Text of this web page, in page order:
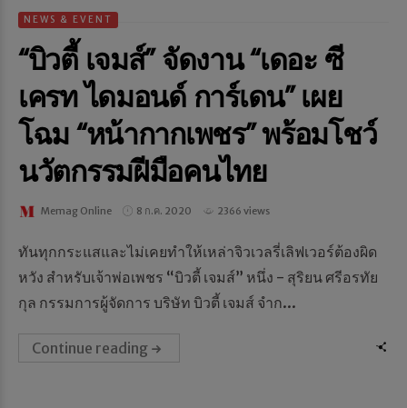
NEWS & EVENT
“บิวตี้ เจมส์” จัดงาน “เดอะ ซี
เครท ไดมอนด์ การ์เดน” เผย
โฉม “หน้ากากเพชร” พร้อมโชว์
นวัตกรรมฝีมือคนไทย
Memag Online 8 ก.ค. 2020 2366 views
ทันทุกกระแสและไม่เคยทำให้เหล่าจิวเวลรี่เลิฟเวอร์ต้องผิด
หวัง สำหรับเจ้าพ่อเพชร “บิวตี้ เจมส์” หนึ่ง - สุริยน ศรีอรทัย
กุล กรรมการผู้จัดการ บริษัท บิวตี้ เจมส์ จำก...
Continue reading